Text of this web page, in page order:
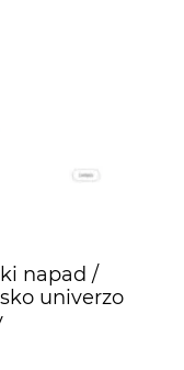
napad /
univerzo